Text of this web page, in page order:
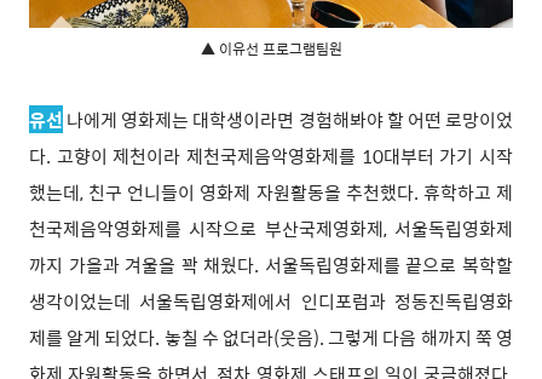
▲ 이유선 프로그램팀원
유선 나에게 영화제는 대학생이라면 경험해봐야 할 어떤 로망이었
다. 고향이 제천이라 제천국제음악영화제를 10대부터 가기 시작
했는데, 친구 언니들이 영화제 자원활동을 추천했다. 휴학하고 제
천국제음악영화제를 시작으로 부산국제영화제, 서울독립영화제
까지 가을과 겨울을 꽉 채웠다. 서울독립영화제를 끝으로 복학할
생각이었는데 서울독립영화제에서 인디포럼과 정동진독립영화
제를 알게 되었다. 놓칠 수 없더라(웃음). 그렇게 다음 해까지 쭉 영